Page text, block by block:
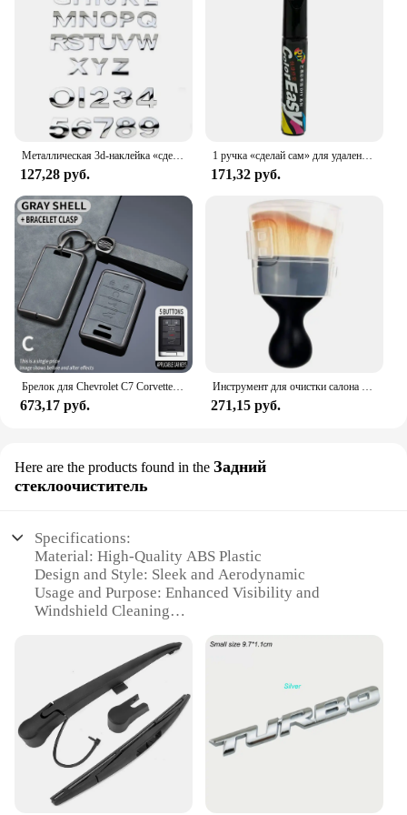
127,28 руб.
1 ручка «сделай сам» для удаления царапин автомобиля для VW Golf 5 6 7 Jetta MK5 MK6 MK7 CC Tiguan Passat B6 b7 Scirocco
171,32 руб.
Брелок для Chevrolet C7 Corvette Cadillac DTS SLS SRX XLS STS Escalade CTS ATS 28T CTSV XTS Чехол для автомобильного дистанционного ключа из ТПУ
673,17 руб.
Инструмент для очистки салона автомобиля SoftBrush, пылеочиститель для Cadillac Escalade XT4 ATS XT5 CTS SRX XTS ELR BLS STS XLR EXT CT4 CT5 CT6
271,15 руб.
Here are the products found in the Задний
стеклоочиститель
Specifications:
Material: High-Quality ABS Plastic
Design and Style: Sleek and Aerodynamic
Usage and Purpose: Enhanced Visibility and
Windshield Cleaning
Shape or Size or Weight or Quantity: Custom-Fit for
Cadillac Escalade and Chevrolet Models
Parts and Accessories: Includes Wiper Arm and
Blade Set
Features:
|Wholesale|Vendors|
**Optimized Visibility and Performance**